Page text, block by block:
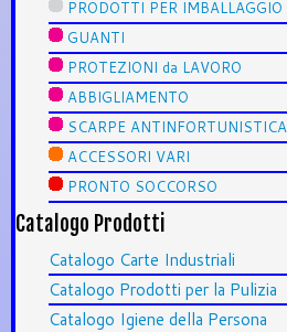
PRODOTTI PER IMBALLAGGIO
GUANTI
PROTEZIONI da LAVORO
ABBIGLIAMENTO
SCARPE ANTINFORTUNISTICA
ACCESSORI VARI
PRONTO SOCCORSO
Catalogo Prodotti
Catalogo Carte Industriali
Catalogo Prodotti per la Pulizia
Catalogo Igiene della Persona